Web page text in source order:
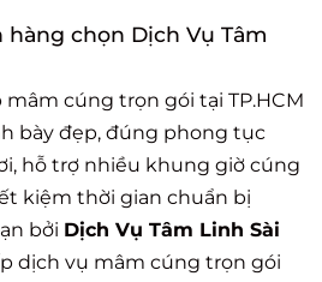
hàng chọn Dịch Vụ Tâm
cúng trọn gói tại TP.HCM
bày đẹp, đúng phong tục
hỗ trợ nhiều khung giờ cúng
kiệm thời gian chuẩn bị
bởi Dịch Vụ Tâm Linh Sài
dịch vụ mâm cúng trọn gói